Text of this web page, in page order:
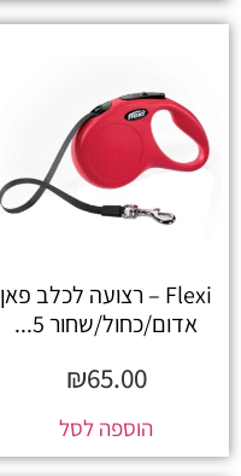
Flexi – רצועה לכלב פאן
אדום/כחול/שחור 5...
₪65.00
הוספה לסל